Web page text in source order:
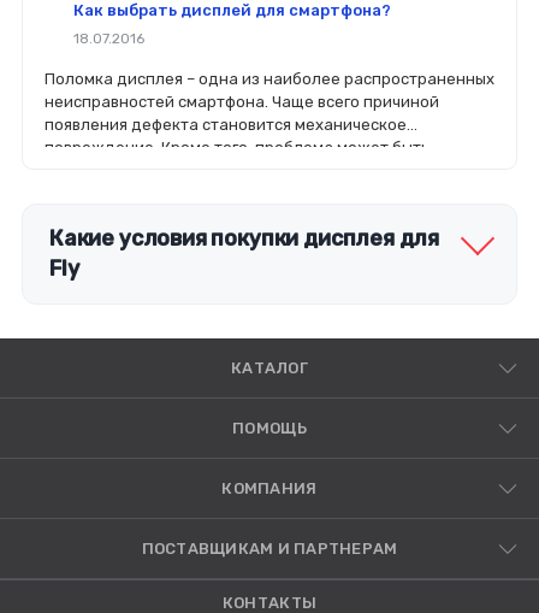
Как выбрать дисплей для смартфона?
18.07.2016
Поломка дисплея – одна из наиболее распространенных
неисправностей смартфона. Чаще всего причиной
появления дефекта становится механическое
повреждение. Кроме того, проблема может быть
Какие условия покупки дисплея для
Fly
КАТАЛОГ
ПОМОЩЬ
КОМПАНИЯ
ПОСТАВЩИКАМ И ПАРТНЕРАМ
КОНТАКТЫ